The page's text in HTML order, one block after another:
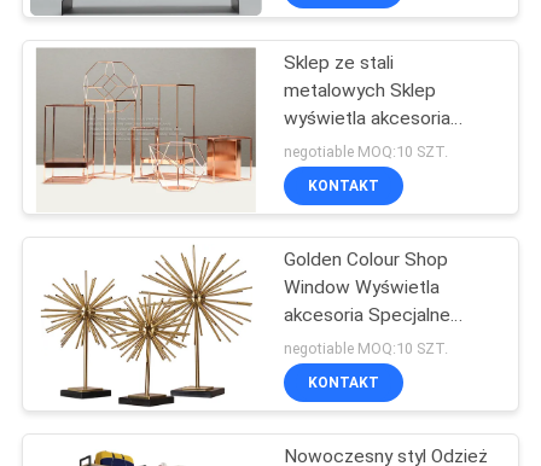
PRIVACY
POLICY
Sklep ze stali
metalowych Sklep
wyświetla akcesoria
Akcesoria OEM / ODM
Akceptowalne
negotiable MOQ:10 SZT.
KONTAKT
Golden Colour Shop
Window Wyświetla
akcesoria Specjalne
wzornictwo Łapanie
oczu
negotiable MOQ:10 SZT.
KONTAKT
Nowoczesny styl Odzież